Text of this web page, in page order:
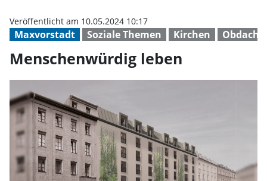
Maxvorstadt Soziale Themen Kirchen
Veröffentlicht am 10.05.2024 10:17
Menschenwürdig leben